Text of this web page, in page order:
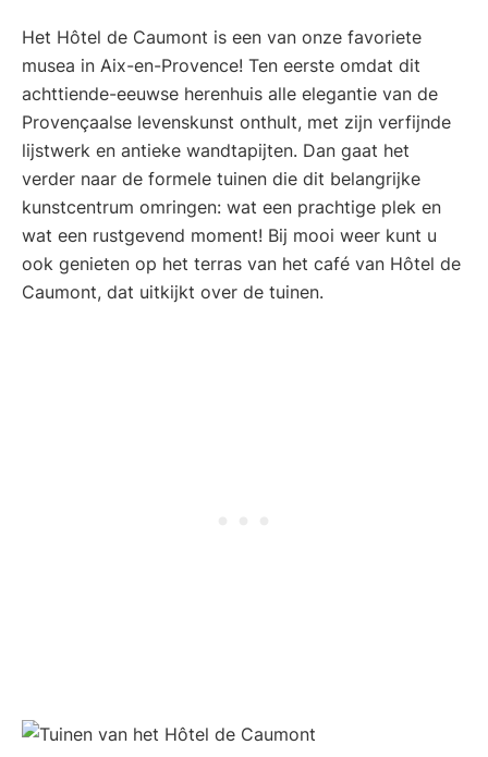
Het Hôtel de Caumont is een van onze favoriete
musea in Aix-en-Provence! Ten eerste omdat dit
achttiende-eeuwse herenhuis alle elegantie van de
Provençaalse levenskunst onthult, met zijn verfijnde
lijstwerk en antieke wandtapijten. Dan gaat het
verder naar de formele tuinen die dit belangrijke
kunstcentrum omringen: wat een prachtige plek en
wat een rustgevend moment! Bij mooi weer kunt u
ook genieten op het terras van het café van Hôtel de
Caumont, dat uitkijkt over de tuinen.